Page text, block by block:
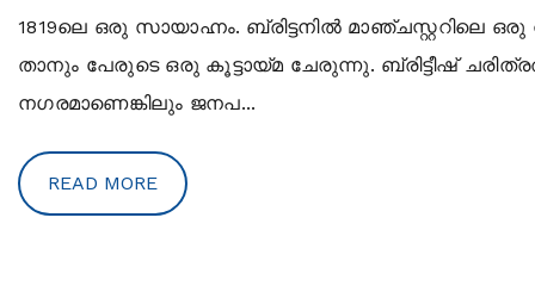
1819ലെ ഒരു സായാഹ്നം. ബ്രിട്ടനില്‍ മാഞ്ചസ്റ്ററിലെ
താനും പേരുടെ ഒരു കൂട്ടായ്മ ചേരുന്നു. ബ്രിട്ടീഷ്
നഗരമാണെങ്കിലും ജനപ...
READ MORE